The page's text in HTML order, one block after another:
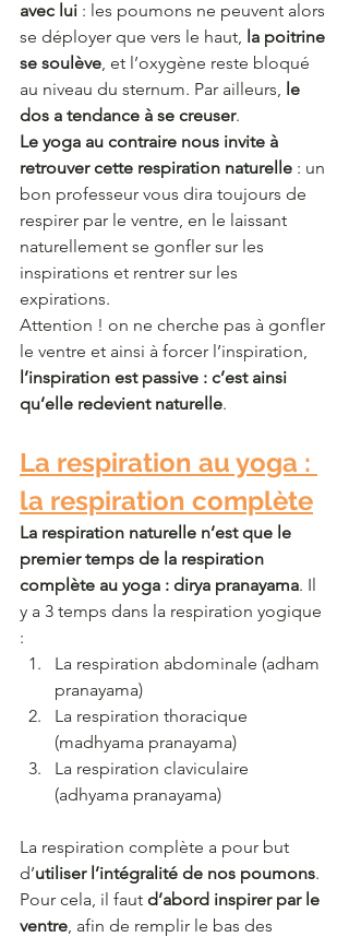
avec lui : les poumons ne peuvent alors
se déployer que vers le haut, la poitrine
se soulève, et l’oxygène reste bloqué
au niveau du sternum. Par ailleurs, le
dos a tendance à se creuser.
Le yoga au contraire nous invite à
retrouver cette respiration naturelle : un
bon professeur vous dira toujours de
respirer par le ventre, en le laissant
naturellement se gonfler sur les
inspirations et rentrer sur les
expirations.
Attention ! on ne cherche pas à gonfler
le ventre et ainsi à forcer l’inspiration,
l’inspiration est passive : c’est ainsi
qu’elle redevient naturelle.
La respiration au yoga :
la respiration complète
La respiration naturelle n’est que le
premier temps de la respiration
complète au yoga : dirya pranayama. Il
y a 3 temps dans la respiration yogique
:
La respiration abdominale (adham
pranayama)
La respiration thoracique
(madhyama pranayama)
La respiration claviculaire
(adhyama pranayama)
La respiration complète a pour but
d’utiliser l’intégralité de nos poumons.
Pour cela, il faut d’abord inspirer par le
ventre, afin de remplir le bas des